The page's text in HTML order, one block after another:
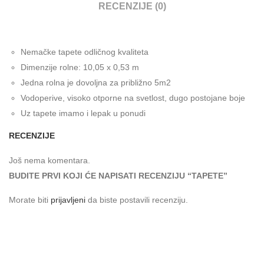
RECENZIJE (0)
Nemačke tapete odličnog kvaliteta
Dimenzije rolne: 10,05 x 0,53 m
Jedna rolna je dovoljna za približno 5m2
Vodoperive, visoko otporne na svetlost, dugo postojane boje
Uz tapete imamo i lepak u ponudi
RECENZIJE
Još nema komentara.
BUDITE PRVI KOJI ĆE NAPISATI RECENZIJU “TAPETE”
Morate biti prijavljeni da biste postavili recenziju.